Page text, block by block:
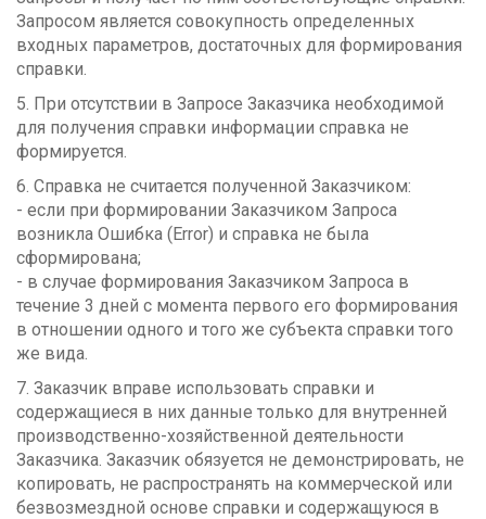
Запросом является совокупность определенных
входных параметров, достаточных для формирования
справки.
5. При отсутствии в Запросе Заказчика необходимой
для получения справки информации справка не
формируется.
6. Справка не считается полученной Заказчиком:
- если при формировании Заказчиком Запроса
возникла Ошибка (Error) и справка не была
сформирована;
- в случае формирования Заказчиком Запроса в
течение 3 дней с момента первого его формирования
в отношении одного и того же субъекта справки того
же вида.
7. Заказчик вправе использовать справки и
содержащиеся в них данные только для внутренней
производственно-хозяйственной деятельности
Заказчика. Заказчик обязуется не демонстрировать, не
копировать, не распространять на коммерческой или
безвозмездной основе справки и содержащуюся в